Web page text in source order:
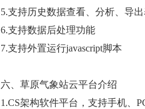
5.支持历史数据查看、分析、导
6.支持数据后处理功能
7.支持外置运行javascript脚本
六、草原气象站云平台介绍
1.CS架构软件平台，支持手机、